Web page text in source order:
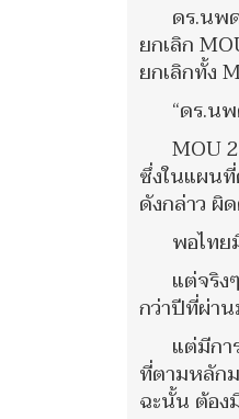
ดร.นพ
ยกเลิก
ยกเลิกทั้ง
“ดร.น
MOU
ซึ่งในแผน
ดังกล่าว ผิ
พอไทย
แต่จริง
กว่าปีที่ผ่า
แต่มีกา
ที่ตามหลัก
ฉะนั้น ต้อง